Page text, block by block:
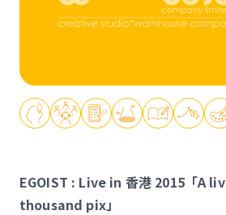
EGOIST : Live in 香港 2015「A
thousand pix」